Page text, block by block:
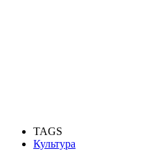
TAGS
Культура